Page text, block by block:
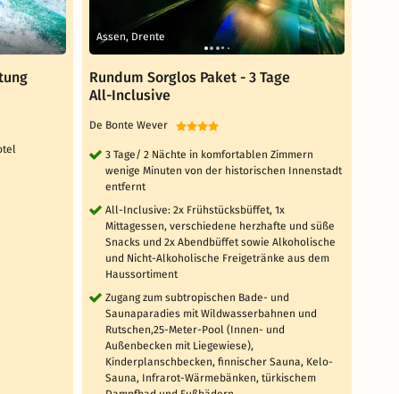
Assen, Drente
Rundum Sorglos Paket - 3 Tage
All-Inclusive
De Bonte Wever
3 Tage/ 2 Nächte in komfortablen Zimmern
wenige Minuten von der historischen Innenstadt
entfernt
All-Inclusive: 2x Frühstücksbüffet, 1x
Mittagessen, verschiedene herzhafte und süße
Snacks und 2x Abendbüffet sowie Alkoholische
und Nicht-Alkoholische Freigetränke aus dem
Haussortiment
Zugang zum subtropischen Bade- und
Saunaparadies mit Wildwasserbahnen und
Rutschen,25-Meter-Pool (Innen- und
Außenbecken mit Liegewiese),
Kinderplanschbecken, finnischer Sauna, Kelo-
Sauna, Infrarot-Wärmebänken, türkischem